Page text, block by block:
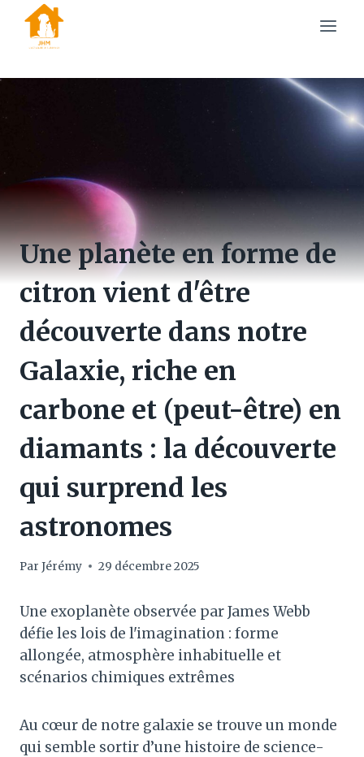
content
Une planète en forme de
citron vient d'être
découverte dans notre
Galaxie, riche en
carbone et (peut-être) en
diamants : la découverte
qui surprend les
astronomes
Par Jérémy 29 décembre 2025
Une exoplanète observée par James Webb
défie les lois de l'imagination : forme
allongée, atmosphère inhabituelle et
scénarios chimiques extrêmes
Au cœur de notre galaxie se trouve un monde
qui semble sortir d’une histoire de science-